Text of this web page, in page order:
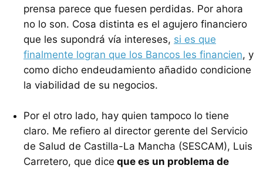
prensa parece que fuesen perdidas. Por ahora
no lo son. Cosa distinta es el agujero financiero
que les supondrá vía intereses, si es que
finalmente logran que los Bancos les financien, y
como dicho endeudamiento añadido condicione
la viabilidad de su negocios.
Por el otro lado, hay quien tampoco lo tiene
claro. Me refiero al director gerente del Servicio
de Salud de Castilla-La Mancha (SESCAM), Luis
Carretero, que dice que es un problema de